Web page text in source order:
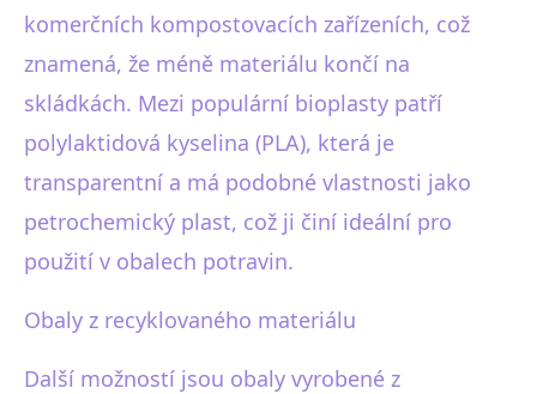
komerčních kompostovacích zařízeních, což
znamená, že méně materiálu končí na
skládkách. Mezi populární bioplasty patří
polylaktidová kyselina (PLA), která je
transparentní a má podobné vlastnosti jako
petrochemický plast, což ji činí ideální pro
použití v obalech potravin.
Obaly z recyklovaného materiálu
Další možností jsou obaly vyrobené z